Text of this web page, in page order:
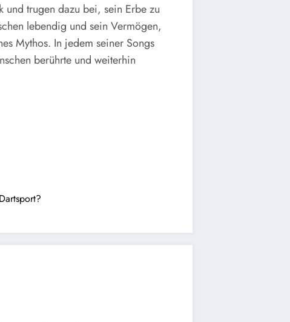
und trugen dazu bei, sein Erbe zu
lebendig und sein Vermögen,
Mythos. In jedem seiner Songs
berührte und weiterhin